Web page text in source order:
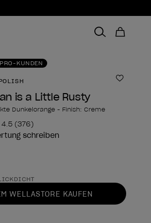
KUNDEN
Zur
is a Little Rusty
Dunkelorange - Finish: Creme
4.5 376
Bewertungen
lesen..
Seite.
(376)
schreiben
Produkts
WELLASTORE KAUFEN